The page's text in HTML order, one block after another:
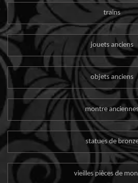
trains
jouets anciens
objets anciens
montre
statues de
vieilles pièces de